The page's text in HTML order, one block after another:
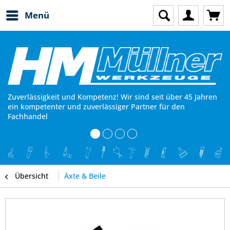
Menü
Zuverlässigkeit und Kompetenz! Wir sind seit über 45 Jahren
ein kompetenter und zuverlässiger Partner für den
Fachhandel
Übersicht Äxte & Beile